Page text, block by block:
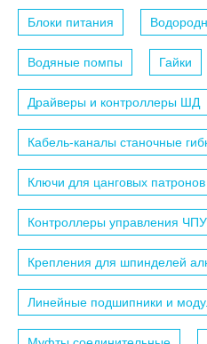
Блоки питания
Водяные помпы Гайки
Драйверы и контроллеры ШД
Кабель-каналы станочные
Ключи для цанговых
Контроллеры управления ЧПУ
Крепления для шпинделей
Линейные подшипники и